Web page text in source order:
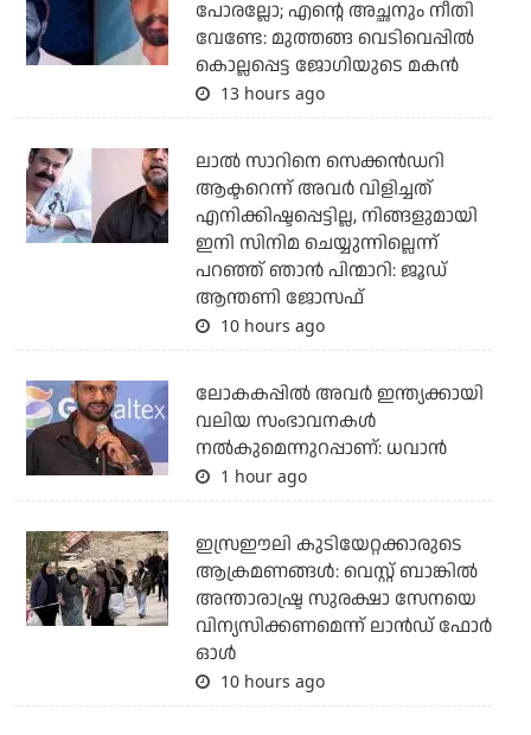
പോരല്ലോ; എന്റെ അച്ഛനും നീതി
വേണ്ടേ: മുത്തങ്ങ വെടിവെപ്പില്‍
കൊല്ലപ്പെട്ട ജോഗിയുടെ മകന്‍
13 hours ago
ലാല്‍ സാറിനെ സെക്കന്‍ഡറി
ആക്ടറെന്ന് അവര്‍ വിളിച്ചത്
എനിക്കിഷ്ടപ്പെട്ടില്ല, നിങ്ങളുമായി
ഇനി സിനിമ ചെയ്യുന്നില്ലെന്ന്
പറഞ്ഞ് ഞാന്‍ പിന്മാറി: ജൂഡ്
ആന്തണി ജോസഫ്
10 hours ago
ലോകകപ്പിൽ അവര്‍ ഇന്ത്യക്കായി
വലിയ സംഭാവനകള്‍
നല്‍കുമെന്നുറപ്പാണ്: ധവാന്‍
1 hour ago
ഇസ്രഈലി കുടിയേറ്റക്കാരുടെ
ആക്രമണങ്ങള്‍: വെസ്റ്റ് ബാങ്കില്‍
അന്താരാഷ്ട്ര സുരക്ഷാ സേനയെ
വിന്യസിക്കണമെന്ന് ലാന്‍ഡ് ഫോര്‍
ഓള്‍
10 hours ago